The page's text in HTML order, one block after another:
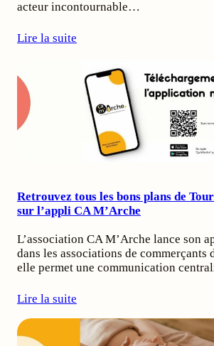
acteur incontournable…
Lire la suite
Retrouvez tous les bons plans de
sur l’appli CA M’Arche
L’association CA M’Arche lance son
dans les associations de commerçants
elle permet une communication
Lire la suite